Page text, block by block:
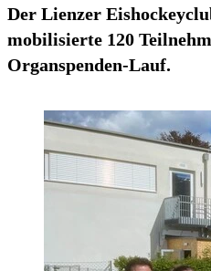
Der Lienzer
mobilisierte 120
Organspenden-Lauf.